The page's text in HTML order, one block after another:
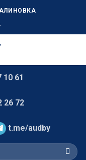
10 61
26 72
t.me/audby